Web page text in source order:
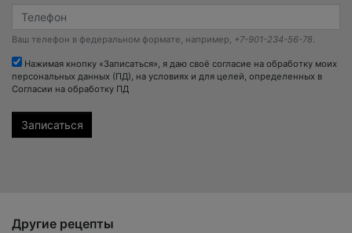
Ваш телефон в федеральном формате, например, +7-901-234-56-78.
Нажимая кнопку «Записаться», я даю своё согласие на обработку моих
персональных данных (ПД), на условиях и для целей, определенных в
Согласии на обработку ПД
Другие рецепты